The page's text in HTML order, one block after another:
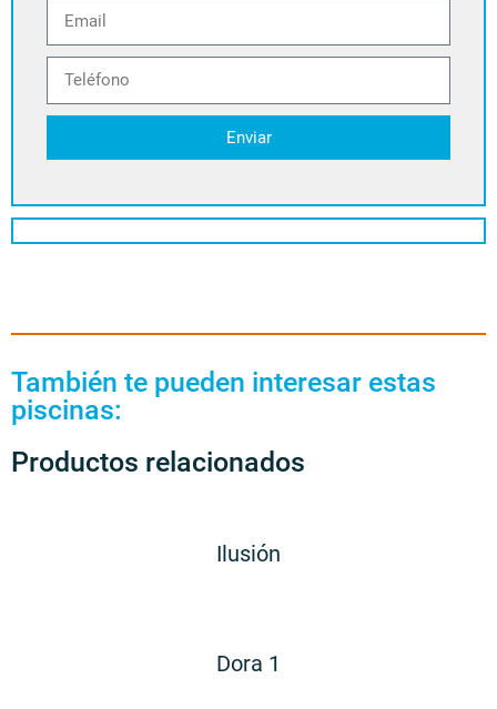
Enviar
También te pueden interesar estas
piscinas:
Productos relacionados
Ilusión
Dora 1